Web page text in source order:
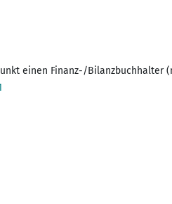
einen Finanz-/